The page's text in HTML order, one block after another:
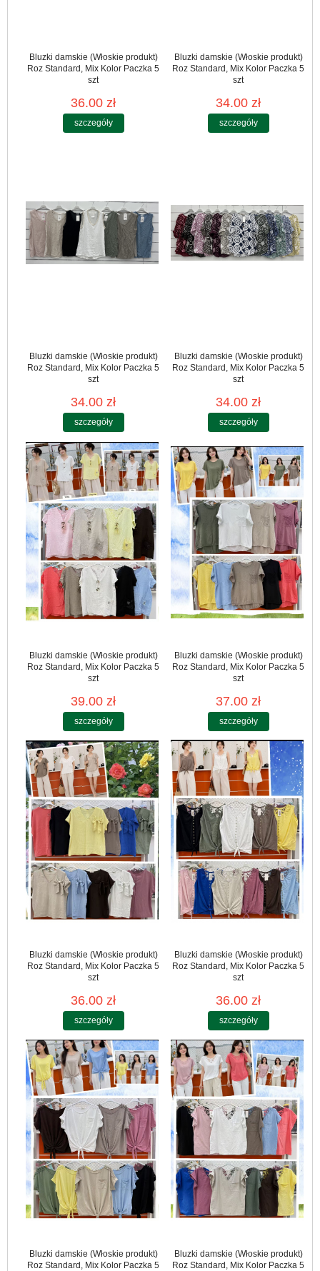
Bluzki damskie (Włoskie produkt)
Roz Standard, Mix Kolor Paczka 5
szt
36.00 zł
szczegóły
Bluzki damskie (Włoskie produkt)
Roz Standard, Mix Kolor Paczka 5
szt
34.00 zł
szczegóły
Bluzki damskie (Włoskie produkt)
Roz Standard, Mix Kolor Paczka 5
szt
34.00 zł
szczegóły
Bluzki damskie (Włoskie produkt)
Roz Standard, Mix Kolor Paczka 5
szt
34.00 zł
szczegóły
Bluzki damskie (Włoskie produkt)
Roz Standard, Mix Kolor Paczka 5
szt
39.00 zł
szczegóły
Bluzki damskie (Włoskie produkt)
Roz Standard, Mix Kolor Paczka 5
szt
37.00 zł
szczegóły
Bluzki damskie (Włoskie produkt)
Roz Standard, Mix Kolor Paczka 5
szt
36.00 zł
szczegóły
Bluzki damskie (Włoskie produkt)
Roz Standard, Mix Kolor Paczka 5
szt
36.00 zł
szczegóły
Bluzki damskie (Włoskie produkt)
Roz Standard, Mix Kolor Paczka 5
Bluzki damskie (Włoskie produkt)
Roz Standard, Mix Kolor Paczka 5